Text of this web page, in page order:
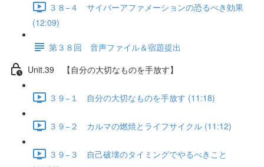
３８−４ サイバーアファメーションの恐るべき効果
(12:09)
第３８回 音声ファイル＆宿題提出
Unit.39 【自分の大切なものを手放す】
３９−１ 自分の大切なものを手放す (11:18)
３９−２ カルマの燃焼とライフサイクル (11:12)
３９−３ 自己破壊のタイミングでやるべきこと